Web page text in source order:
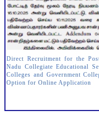
Direct Recruitment for the
Nadu Collegiate Educational
Colleges and Government
Option for Online Application